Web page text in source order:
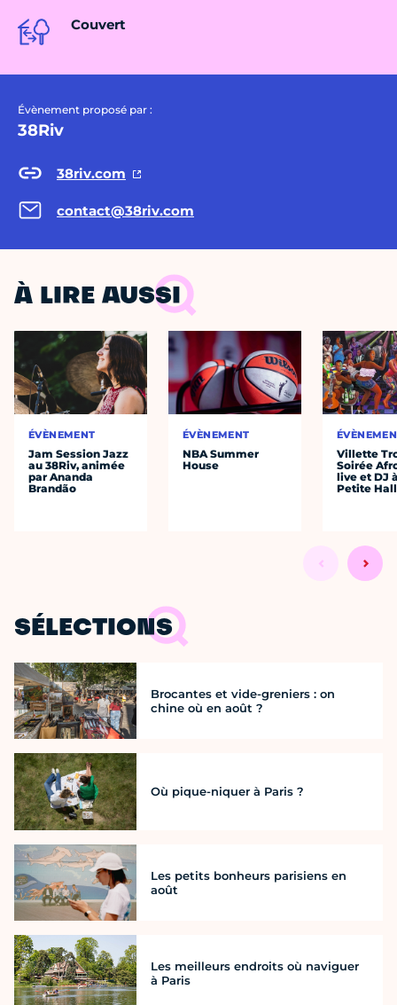
Couvert
Évènement proposé par :
38Riv
38riv.com
contact@38riv.com
À LIRE AUSSI
ÉVÈNEMENT
Jam Session Jazz
au 38Riv, animée
par Ananda
Brandão
ÉVÈNEMENT
NBA Summer
House
Villette
Soirée
live et DJ
Petite
SÉLECTIONS
Brocantes et vide-greniers : on
chine où en août ?
Où pique-niquer à Paris ?
Les petits bonheurs parisiens en
août
Les meilleurs endroits où naviguer
à Paris